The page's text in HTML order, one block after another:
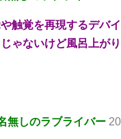
触覚を再現するデバ
ゃないけど風呂上が
無しのラブライバー